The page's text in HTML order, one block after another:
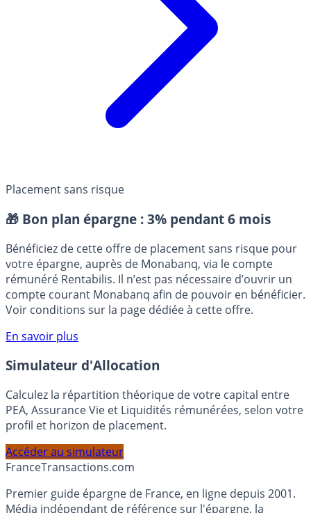
Placement sans risque
🎁 Bon plan épargne : 3% pendant 6 mois
Bénéficiez de cette offre de placement sans risque pour
votre épargne, auprès de Monabanq, via le compte
rémunéré Rentabilis. Il n’est pas nécessaire d’ouvrir un
compte courant Monabanq afin de pouvoir en bénéficier.
Voir conditions sur la page dédiée à cette offre.
En savoir plus
Simulateur d'Allocation
Calculez la répartition théorique de votre capital entre
profil et horizon de placement.
FranceTransactions.com